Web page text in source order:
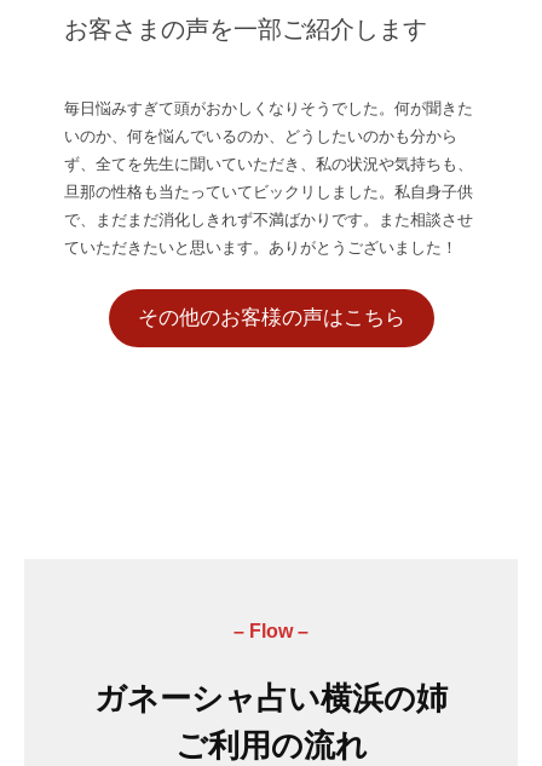
お客さまの声を一部ご紹介します
毎日悩みすぎて頭がおかしくなりそうでした。何が聞きた
いのか、何を悩んでいるのか、どうしたいのかも分から
ず、全てを先生に聞いていただき、私の状況や気持ちも、
旦那の性格も当たっていてビックリしました。私自身子供
で、まだまだ消化しきれず不満ばかりです。また相談させ
ていただきたいと思います。ありがとうございました！
その他のお客様の声はこちら
– Flow –
ガネーシャ占い横浜の姉
ご利用の流れ